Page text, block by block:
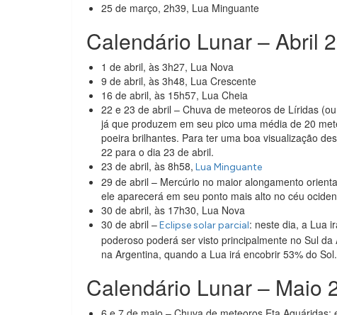
25 de março, 2h39, Lua Minguante
Calendário Lunar – Abril
1 de abril, às 3h27, Lua Nova
9 de abril, às 3h48, Lua Crescente
16 de abril, às 15h57, Lua Cheia
22 e 23 de abril – Chuva de meteoros de Líridas
já que produzem em seu pico uma média de 20
poeira brilhantes. Para ter uma boa visualização
22 para o dia 23 de abril.
23 de abril, às 8h58, Lua Minguante
29 de abril – Mercúrio no maior alongamento
ele aparecerá em seu ponto mais alto no céu
30 de abril, às 17h30, Lua Nova
30 de abril –Eclipse solar parcial: neste dia, a Lua
poderoso poderá ser visto principalmente no Sul
na Argentina, quando a Lua irá encobrir 53% do Sol.
Calendário Lunar – Maio